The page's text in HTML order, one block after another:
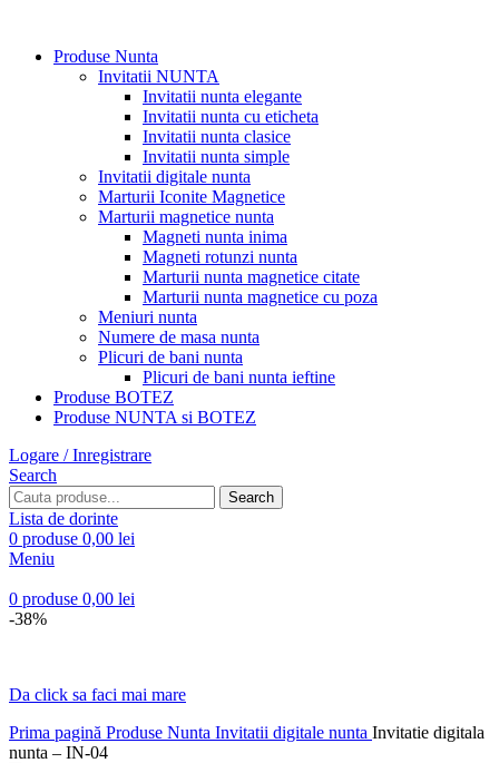
Produse Nunta
Invitatii NUNTA
Invitatii nunta elegante
Invitatii nunta cu eticheta
Invitatii nunta clasice
Invitatii nunta simple
Invitatii digitale nunta
Marturii Iconite Magnetice
Marturii magnetice nunta
Magneti nunta inima
Magneti rotunzi nunta
Marturii nunta magnetice citate
Marturii nunta magnetice cu poza
Meniuri nunta
Numere de masa nunta
Plicuri de bani nunta
Plicuri de bani nunta ieftine
Produse BOTEZ
Produse NUNTA si BOTEZ
Logare / Inregistrare
Search
Search
Lista de dorinte
0 produse 0,00 lei
Meniu
0 produse 0,00 lei
-38%
Da click sa faci mai mare
Prima pagină Produse Nunta Invitatii digitale nunta Invitatie digitala
nunta – IN-04